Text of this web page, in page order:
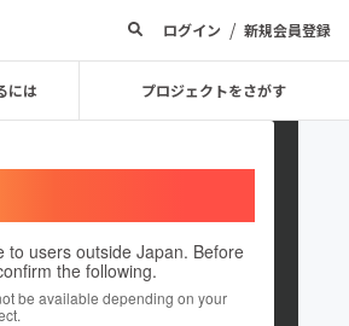
ログイン / 新規会員登録
には プロジェクトをさがす
to users outside Japan. Before
the following.
be available depending on your
afu